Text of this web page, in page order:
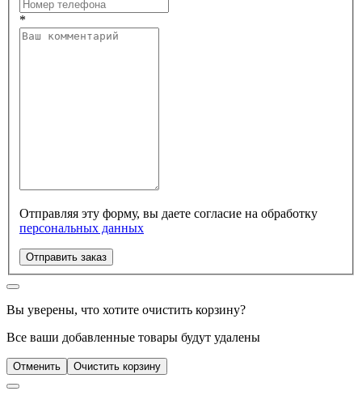
*
Отправляя эту форму, вы даете согласие на обработку
персональных данных
Отправить заказ
Вы уверены, что хотите очистить корзину?
Все ваши добавленные товары будут удалены
Отменить Очистить корзину